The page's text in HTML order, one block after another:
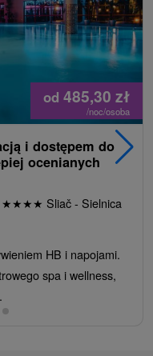
od 485,30 zł
/noc/osoba
i dostępem do
ocenianych
★★★★ Sliač - Sielnica
HB i napojami.
spa i wellness,